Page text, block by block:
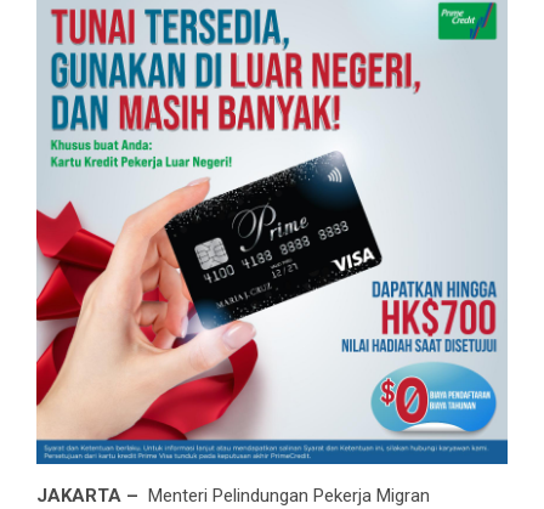
JAKARTA – Menteri Pelindungan Pekerja Migran